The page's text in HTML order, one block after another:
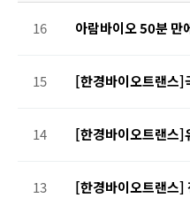
16
아람바이오 50분 만
15
[한경바이오트랜스]
14
[한경바이오트랜스]
13
[한경바이오트랜스]